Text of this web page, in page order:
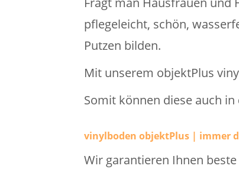
pflegeleicht, schön,
Putzen bilden.
Mit unserem objektPlus
Somit können diese auch
vinylboden objektPlus | immer
Wir garantieren Ihnen